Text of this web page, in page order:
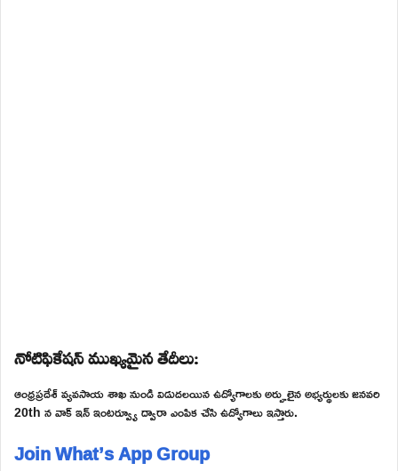
నోటిఫికేషన్ ముఖ్యమైన తేదీలు:
ఆంధ్రప్రదేశ్ వ్యవసాయ శాఖ నుండి విడుదలయిన ఉద్యోగాలకు అర్హులైన అభ్యర్థులకు జనవరి
20th న వాక్ ఇన్ ఇంటర్వ్యూ ద్వారా ఎంపిక చేసి ఉద్యోగాలు ఇస్తారు.
Join What’s App Group